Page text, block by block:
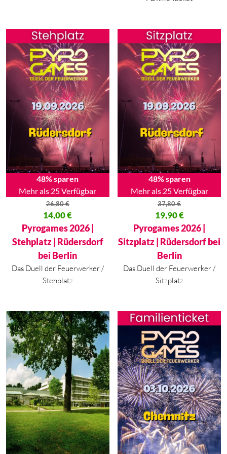
48% sparen
Mehr als 25 Verfügbar
26,80€
Ursprünglicher Preis war: 26,80 €
14,00€
Aktueller Preis ist: 14,00 €.
Pyrogames 2026 |
Stehplatz | Rüdersdorf
bei Berlin
Das Duell der Feuerwerker /
Stehplatz
48% sparen
Mehr als 25 Verfügbar
37,80€
Ursprünglicher Preis war:
19,90€
Aktueller Preis ist: 19,90 €.
Pyrogames 2026 |
Sitzplatz | Rüdersdorf bei
Berlin
Das Duell der Feuerwerker /
Sitzplatz